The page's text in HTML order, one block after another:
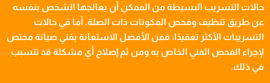
حالات التسريب البسيطة من الممكن أن يعالجها الشخص بنفسه
عن طريق تنظيف وفحص المكونات ذات الصلة. أما في حالات
التسريبات الأكثر تعقيدًا، فمن الأفضل الاستعانة بفني صيانة مختص
لإجراء الفحص الفني الخاص به ومن ثم إصلاح أي مشكلة قد تتسبب
في ذلك.